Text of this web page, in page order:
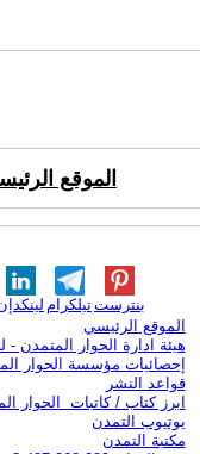
الموقع
تيلكرامبنترست
الموقع الرئيسي
هيئة ادارة الحوار المتمدن -
إحصائيات مؤسسة الحوار
قواعد النشر
ابرز كتاب / كاتبات الحوار
يوتيوب التمدن
مكتبة التمدن